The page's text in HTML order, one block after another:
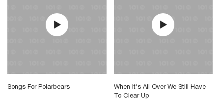
Songs For Polarbears
When It's All Over We Still Have
To Clear Up